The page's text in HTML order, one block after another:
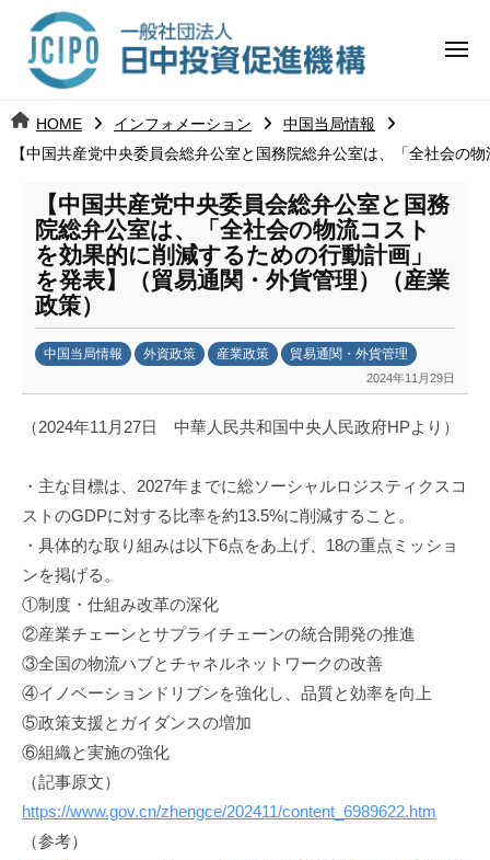
ツ 日
中
投
資
促
進
機
構
j
c
メ
HOME インフォメーション
中国当局情報
【中国共産党中央委員会総弁公室と国務院総弁公室は、「全社会の
【中国共産党中央委員会総弁公室と国務
院総弁公室は、「全社会の物流コスト
を効果的に削減するための行動計画」
を発表】（貿易通関・外貨管理）（産業
政策）
中国当局情報 外資政策 産業政策 貿易通関・外貨管理
2024年11月29日
劉
（2024年11月27日 中華人民共和国中央人民政府HPより）
・主な目標は、2027年までに総ソーシャルロジスティクスコ
ストのGDPに対する比率を約13.5%に削減すること。
・具体的な取り組みは以下6点をあ上げ、18の重点ミッショ
ンを掲げる。
①制度・仕組み改革の深化
②産業チェーンとサプライチェーンの統合開発の推進
③全国の物流ハブとチャネルネットワークの改善
④イノベーションドリブンを強化し、品質と効率を向上
⑤政策支援とガイダンスの増加
⑥組織と実施の強化
（記事原文）
https://www.gov.cn/zhengce/202411/content_6989622.htm
（参考）
日
中
資
進
機
構